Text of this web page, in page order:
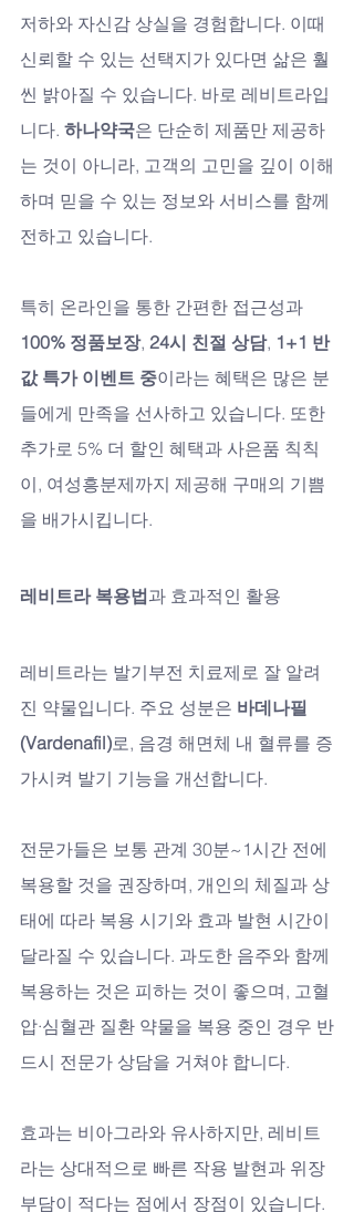
저하와 자신감 상실을 경험합니다. 이때
신뢰할 수 있는 선택지가 있다면 삶은 훨
씬 밝아질 수 있습니다. 바로 레비트라입
니다. 하나약국은 단순히 제품만 제공하
는 것이 아니라, 고객의 고민을 깊이 이해
하며 믿을 수 있는 정보와 서비스를 함께
전하고 있습니다.
특히 온라인을 통한 간편한 접근성과
100% 정품보장, 24시 친절 상담, 1+1 반
값 특가 이벤트 중이라는 혜택은 많은 분
들에게 만족을 선사하고 있습니다. 또한
추가로 5% 더 할인 혜택과 사은품 칙칙
이, 여성흥분제까지 제공해 구매의 기쁨
을 배가시킵니다.
레비트라 복용법과 효과적인 활용
레비트라는 발기부전 치료제로 잘 알려
진 약물입니다. 주요 성분은 바데나필
(Vardenafil)로, 음경 해면체 내 혈류를 증
가시켜 발기 기능을 개선합니다.
전문가들은 보통 관계 30분~1시간 전에
복용할 것을 권장하며, 개인의 체질과 상
태에 따라 복용 시기와 효과 발현 시간이
달라질 수 있습니다. 과도한 음주와 함께
복용하는 것은 피하는 것이 좋으며, 고혈
압·심혈관 질환 약물을 복용 중인 경우 반
드시 전문가 상담을 거쳐야 합니다.
효과는 비아그라와 유사하지만, 레비트
라는 상대적으로 빠른 작용 발현과 위장
부담이 적다는 점에서 장점이 있습니다.